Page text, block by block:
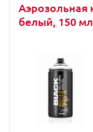
Аэрозольная
белый, 150 мл